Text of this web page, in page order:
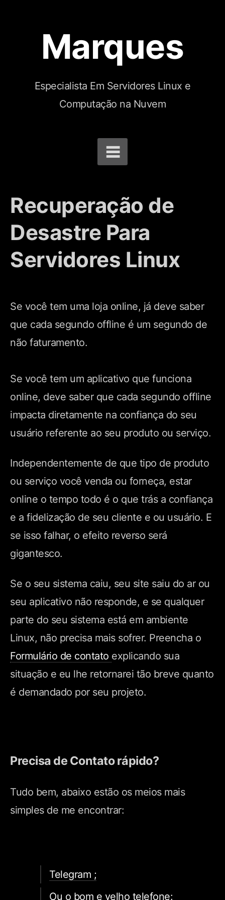
Marques
Especialista Em Servidores Linux e
Computação na Nuvem
Recuperação de
Desastre Para
Servidores Linux
Se você tem uma loja online, já deve saber
que cada segundo offline é um segundo de
não faturamento.
Se você tem um aplicativo que funciona
online, deve saber que cada segundo offline
impacta diretamente na confiança do seu
usuário referente ao seu produto ou serviço.
Independentemente de que tipo de produto
ou serviço você venda ou forneça, estar
online o tempo todo é o que trás a confiança
e a fidelização de seu cliente e ou usuário. E
se isso falhar, o efeito reverso será
gigantesco.
Se o seu sistema caiu, seu site saiu do ar ou
seu aplicativo não responde, e se qualquer
parte do seu sistema está em ambiente
Linux, não precisa mais sofrer. Preencha o
Formulário de contato explicando sua
situação e eu lhe retornarei tão breve quanto
é demandado por seu projeto.
Precisa de Contato rápido?
Tudo bem, abaixo estão os meios mais
simples de me encontrar:
Telegram ;
Ou o bom e velho telefone: